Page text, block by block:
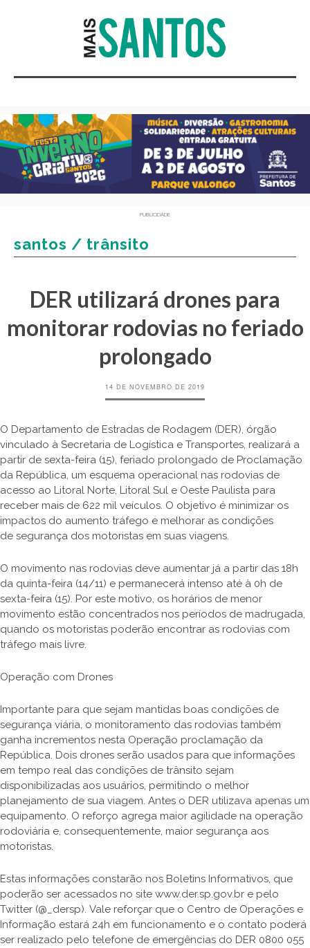
PUBLICIDADE
santos / trânsito
DER utilizará drones para
monitorar rodovias no feriado
prolongado
14 DE NOVEMBRO DE 2019
O Departamento de Estradas de Rodagem (DER), órgão
vinculado à Secretaria de Logística e Transportes, realizará a
partir de sexta-feira (15), feriado prolongado de Proclamação
da República, um esquema operacional nas rodovias de
acesso ao Litoral Norte, Litoral Sul e Oeste Paulista para
receber mais de 622 mil veículos. O objetivo é minimizar os
impactos do aumento tráfego e melhorar as condições
de segurança dos motoristas em suas viagens.
O movimento nas rodovias deve aumentar já a partir das 18h
da quinta-feira (14/11) e permanecerá intenso até à 0h de
sexta-feira (15). Por este motivo, os horários de menor
movimento estão concentrados nos períodos de madrugada,
quando os motoristas poderão encontrar as rodovias com
tráfego mais livre.
Operação com Drones
Importante para que sejam mantidas boas condições de
segurança viária, o monitoramento das rodovias também
ganha incrementos nesta Operação proclamação da
República. Dois drones serão usados para que informações
em tempo real das condições de trânsito sejam
disponibilizadas aos usuários, permitindo o melhor
planejamento de sua viagem. Antes o DER utilizava apenas um
equipamento. O reforço agrega maior agilidade na operação
rodoviária e, consequentemente, maior segurança aos
motoristas.
Estas informações constarão nos Boletins Informativos, que
poderão ser acessados no site www.der.sp.gov.br e pelo
Twitter (@_dersp). Vale reforçar que o Centro de Operações e
Informação estará 24h em funcionamento e o contato poderá
ser realizado pelo telefone de emergências do DER 0800 055